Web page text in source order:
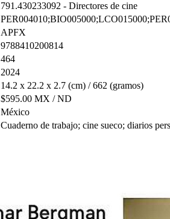
791.430233092 - Directores de cine
APFX
9788410200814
464
2024
14.2 x 22.2 x 2.7 (cm) / 662 (gramos)
$595.00 MX / ND
México
Cuaderno de trabajo; cine sueco; diarios